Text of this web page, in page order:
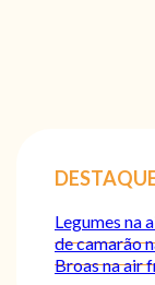
Legumes na
de camarão
Broas na air